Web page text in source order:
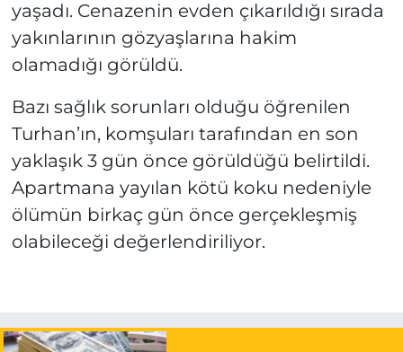
yaşadı. Cenazenin evden çıkarıldığı sırada
yakınlarının gözyaşlarına hakim
olamadığı görüldü.
Bazı sağlık sorunları olduğu öğrenilen
Turhan’ın, komşuları tarafından en son
yaklaşık 3 gün önce görüldüğü belirtildi.
Apartmana yayılan kötü koku nedeniyle
ölümün birkaç gün önce gerçekleşmiş
olabileceği değerlendiriliyor.